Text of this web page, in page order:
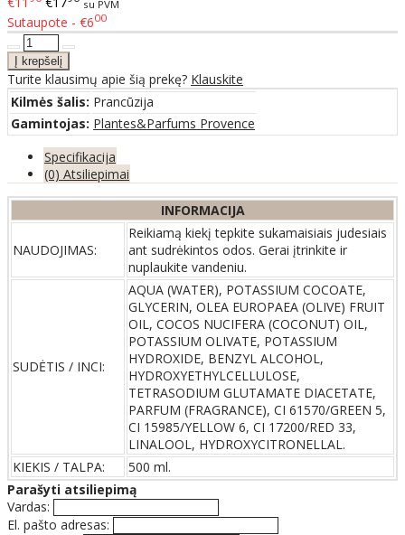
su PVM
Sutaupote - €600
Turite klausimų apie šią prekę? Klauskite
Kilmės šalis: Prancūzija
Gamintojas: Plantes&Parfums Provence
Specifikacija
(0) Atsiliepimai
INFORMACIJA
NAUDOJIMAS:
Reikiamą kiekį tepkite sukamaisiais judesiais
ant sudrėkintos odos. Gerai įtrinkite ir
nuplaukite vandeniu.
SUDĖTIS / INCI:
AQUA (WATER), POTASSIUM COCOATE,
GLYCERIN, OLEA EUROPAEA (OLIVE) FRUIT
OIL, COCOS NUCIFERA (COCONUT) OIL,
POTASSIUM OLIVATE, POTASSIUM
HYDROXIDE, BENZYL ALCOHOL,
HYDROXYETHYLCELLULOSE,
TETRASODIUM GLUTAMATE DIACETATE,
PARFUM (FRAGRANCE), CI 61570/GREEN 5,
CI 15985/YELLOW 6, CI 17200/RED 33,
LINALOOL, HYDROXYCITRONELLAL.
KIEKIS / TALPA:
500 ml.
Parašyti atsiliepimą
Vardas:
El. pašto adresas: